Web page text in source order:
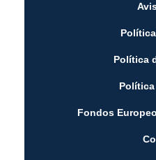
Política
Fondos